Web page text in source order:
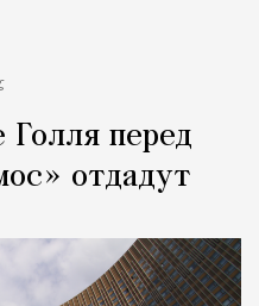
Голля перед
отдадут